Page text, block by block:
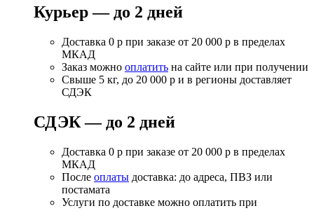
Курьер — до 2 дней
Доставка 0 р при заказе от 20 000 р в пределах
МКАД
Заказ можно оплатить на сайте или при получении
Свыше 5 кг, до 20 000 р и в регионы доставляет
СДЭК
СДЭК — до 2 дней
Доставка 0 р при заказе от 20 000 р в пределах
МКАД
После оплаты доставка: до адреса, ПВЗ или
постамата
Услуги по доставке можно оплатить при